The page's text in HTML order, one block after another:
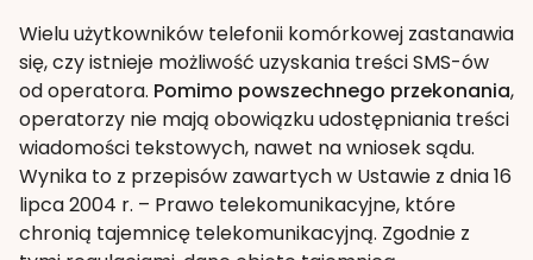
Wielu użytkowników telefonii komórkowej zastanawia
się, czy istnieje możliwość uzyskania treści SMS-ów
od operatora. Pomimo powszechnego przekonania,
operatorzy nie mają obowiązku udostępniania treści
wiadomości tekstowych, nawet na wniosek sądu.
Wynika to z przepisów zawartych w Ustawie z dnia 16
lipca 2004 r. – Prawo telekomunikacyjne, które
chronią tajemnicę telekomunikacyjną. Zgodnie z